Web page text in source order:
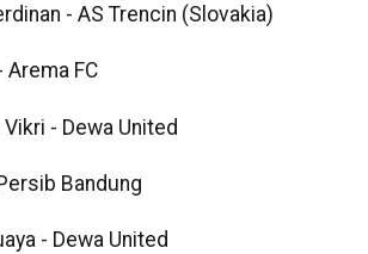
- AS Trencin (Slovakia)
Arema FC
- Dewa United
Bandung
- Dewa United